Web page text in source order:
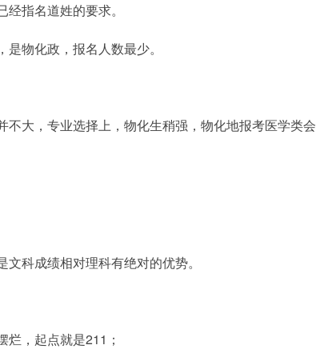
指名道姓的要求。
物化政，报名人数最少。
大，专业选择上，物化生稍强，物化地报考医学类会
科成绩相对理科有绝对的优势。
，起点就是211；